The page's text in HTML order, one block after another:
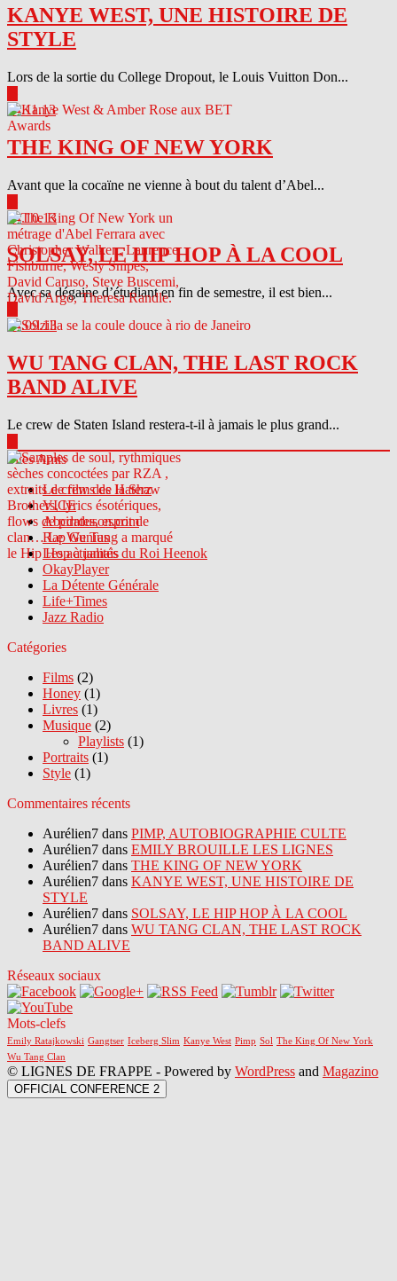
KANYE WEST, UNE HISTOIRE DE
STYLE
Lors de la sortie du College Dropout, le Louis Vuitton Don...
04.11.13
THE KING OF NEW YORK
Avant que la cocaïne ne vienne à bout du talent d’Abel...
04.10.13
SOLSAY, LE HIP HOP À LA COOL
Avec sa dégaine d’étudiant en fin de semestre, il est bien...
04.09.13
WU TANG CLAN, THE LAST ROCK
BAND ALIVE
Le crew de Staten Island restera-t-il à jamais le plus grand...
Sites Amis
Le crew des Haterz
VICE
Abcdrduson.com
Rap Genius
Les actualités du Roi Heenok
OkayPlayer
La Détente Générale
Life+Times
Jazz Radio
Catégories
Films (2)
Honey (1)
Livres (1)
Musique (2)
Playlists (1)
Portraits (1)
Style (1)
Commentaires récents
Aurélien7 dans PIMP, AUTOBIOGRAPHIE CULTE
Aurélien7 dans EMILY BROUILLE LES LIGNES
Aurélien7 dans THE KING OF NEW YORK
Aurélien7 dans KANYE WEST, UNE HISTOIRE DE
STYLE
Aurélien7 dans SOLSAY, LE HIP HOP À LA COOL
Aurélien7 dans WU TANG CLAN, THE LAST ROCK
BAND ALIVE
Réseaux sociaux
Mots-clefs
Emily Ratajkowski Gangtser Iceberg Slim Kanye West Pimp Sol The King Of New York
Wu Tang Clan
© LIGNES DE FRAPPE - Powered by WordPress and Magazino
OFFICIAL CONFERENCE 2